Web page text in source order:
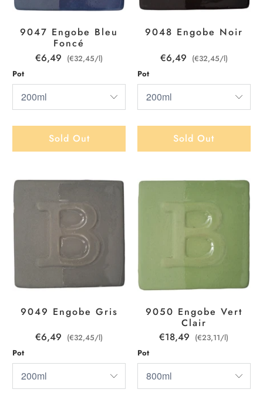
9047 Engobe Bleu
Foncé
€6,49 (€32,45/l)
Pot
Sold Out
9048 Engobe Noir
€6,49 (€32,45/l)
Pot
Sold Out
9049 Engobe Gris
€6,49 (€32,45/l)
Pot
9050 Engobe Vert
Clair
€18,49 (€23,11/l)
Pot